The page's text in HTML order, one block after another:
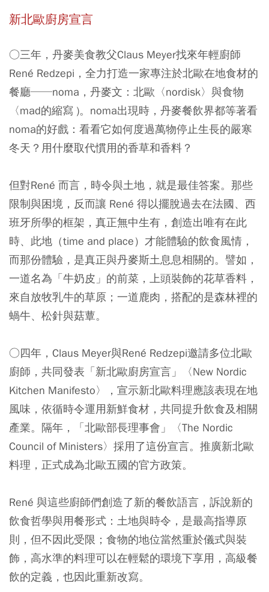
新北歐廚房宣言
○三年，丹麥美食教父Claus Meyer找來年輕廚師
René Redzepi，全力打造一家專注於北歐在地食材的
餐廳──noma，丹麥文：北歐〈nordisk〉與食物
〈mad的縮寫 )。noma出現時，丹麥餐飲界都等著看
noma的好戲：看看它如何度過萬物停止生長的嚴寒
冬天？用什麼取代慣用的香草和香料？
但對René 而言，時令與土地，就是最佳答案。那些
限制與困境，反而讓 René 得以擺脫過去在法國、西
班牙所學的框架，真正無中生有，創造出唯有在此
時、此地（time and place）才能體驗的飲食風情，
而那份體驗，是真正與丹麥斯土息息相關的。譬如，
一道名為「牛奶皮」的前菜，上頭裝飾的花草香料，
來自放牧乳牛的草原；一道鹿肉，搭配的是森林裡的
蝸牛、松針與菇蕈。
○四年，Claus Meyer與René Redzepi邀請多位北歐
廚師，共同發表「新北歐廚房宣言」〈New Nordic
Kitchen Manifesto〉，宣示新北歐料理應該表現在地
風味，依循時令運用新鮮食材，共同提升飲食及相關
產業。隔年，「北歐部長理事會」〈The Nordic
Council of Ministers〉採用了這份宣言。推廣新北歐
料理，正式成為北歐五國的官方政策。
René 與這些廚師們創造了新的餐飲語言，訴說新的
飲食哲學與用餐形式：土地與時令，是最高指導原
則，但不因此受限；食物的地位當然重於儀式與裝
飾，高水準的料理可以在輕鬆的環境下享用，高級餐
飲的定義，也因此重新改寫。